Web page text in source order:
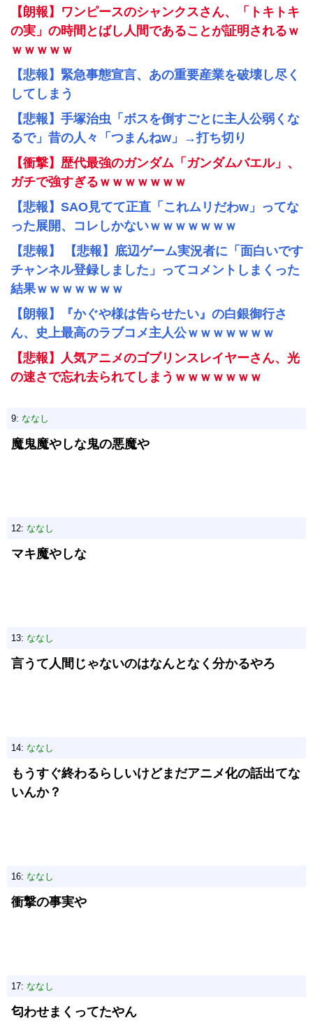
【朗報】ワンピースのシャンクスさん、「トキトキ
の実」の時間とばし人間であることが証明されるｗ
ｗｗｗｗｗ
【悲報】緊急事態宣言、あの重要産業を破壊し尽く
してしまう
【悲報】手塚治虫「ボスを倒すごとに主人公弱くな
るで」昔の人々「つまんねw」→打ち切り
【衝撃】歴代最強のガンダム「ガンダムバエル」、
ガチで強すぎるｗｗｗｗｗｗｗ
【悲報】SAO見てて正直「これムリだわw」ってな
った展開、コレしかないｗｗｗｗｗｗｗ
【悲報】 【悲報】底辺ゲーム実況者に「面白いです
チャンネル登録しました」ってコメントしまくった
結果ｗｗｗｗｗｗｗ
【朗報】『かぐや様は告らせたい』の白銀御行さ
ん、史上最高のラブコメ主人公ｗｗｗｗｗｗｗ
【悲報】人気アニメのゴブリンスレイヤーさん、光
の速さで忘れ去られてしまうｗｗｗｗｗｗｗ
9: ななし
魔鬼魔やしな鬼の悪魔や
12: ななし
マキ魔やしな
13: ななし
言うて人間じゃないのはなんとなく分かるやろ
14: ななし
もうすぐ終わるらしいけどまだアニメ化の話出てな
いんか？
16: ななし
衝撃の事実や
17: ななし
匂わせまくってたやん